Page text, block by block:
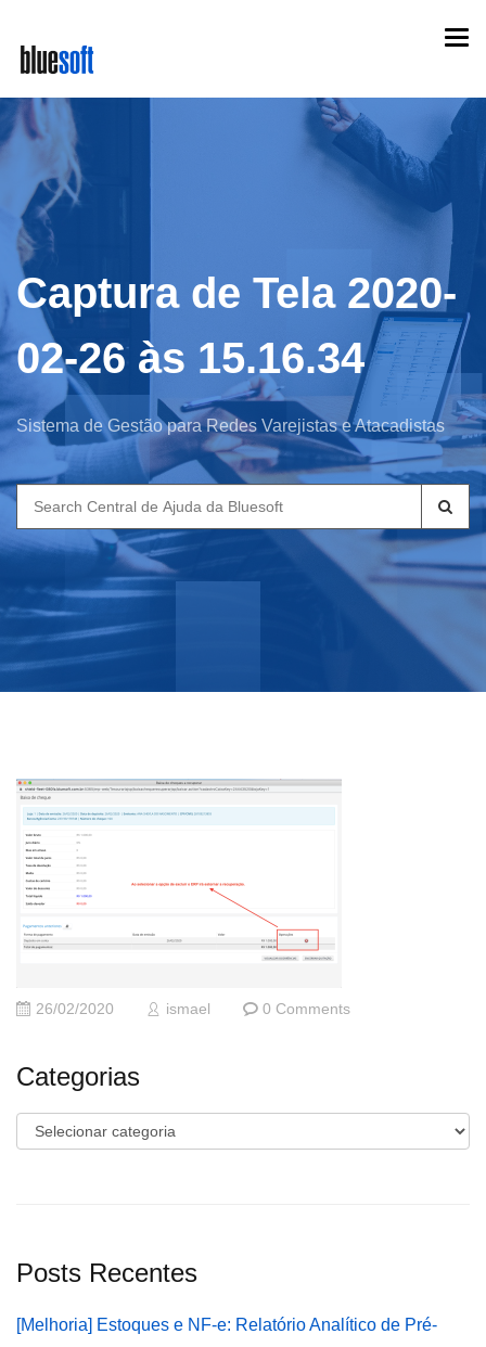
main
content
Captura de Tela 2020-
02-26 às 15.16.34
Sistema de Gestão para Redes Varejistas e Atacadistas
Search
for:
26/02/2020 ismael 0 Comments
Categorias
Categorias
Posts Recentes
[Melhoria] Estoques e NF-e: Relatório Analítico de Pré-